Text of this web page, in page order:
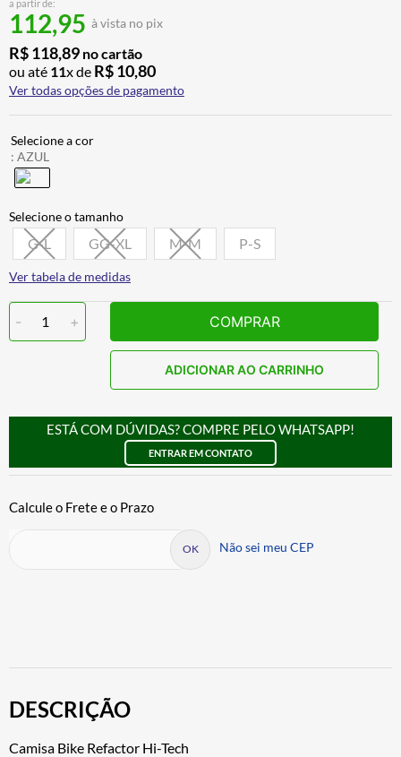
a partir de:
112,95 à vista no pix
R$118,89 no cartão
ou até 11x de R$10,80
Ver todas opções de pagamento
: AZUL
G-L GG-XL M-M P-S
Ver tabela de medidas
- 1 + COMPRAR
ADICIONAR AO CARRINHO
ESTÁ COM DÚVIDAS? COMPRE PELO WHATSAPP!
ENTRAR EM CONTATO
Não sei meu CEP
DESCRIÇÃO
Camisa Bike Refactor Hi-Tech
7º CALÇA
8 º ALPINESTAR
9º AIROH